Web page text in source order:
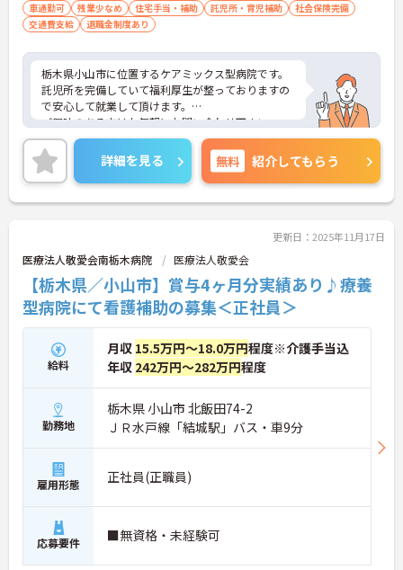
車通勤可 残業少なめ 住宅手当・補助 託児所・育児補助
社会保険完備
交通費支給
退職金制度あり
栃木県小山市に位置するケアミックス型病院です。
託児所を完備していて福利厚生が整っておりますの
で安心して就業して頂けます。
ご興味のある方はお気軽にお問い合わせ下さい。
詳細を見る 無料 紹介してもらう
更新日：2025年11月17日
医療法人敬愛会南栃木病院 医療法人敬愛会
【栃木県／小山市】賞与4ヶ月分実績あり♪療養
型病院にて看護補助の募集＜正社員＞
給料
月収 15.5万円～18.0万円程度※介護手当込
年収 242万円～282万円程度
勤務地
栃木県 小山市 北飯田74-2
ＪＲ水戸線「結城駅」バス・車9分
雇用形態 正社員(正職員)
応募要件 ■無資格・未経験可